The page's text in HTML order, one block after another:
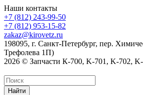
Наши контакты
+7 (812) 243-99-50
+7 (812) 953-15-82
zakaz@kirovetz.ru
198095, г. Санкт-Петербург, пер.
Трефолева 1П)
2026 © Запчасти К-700, K-701, K-702,
Найти